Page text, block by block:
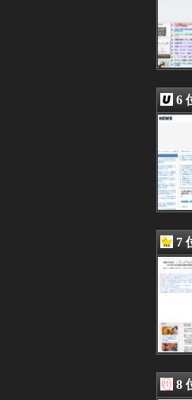
08/07
08/07
08/07
08/07
08/07
08/07
08/07
08/07
08/07
08/07
08/07
08/07
08/07
08/07
08/07
08/07
08/07
08/07
08/07
08/07
08/07
08/07
6
7
8